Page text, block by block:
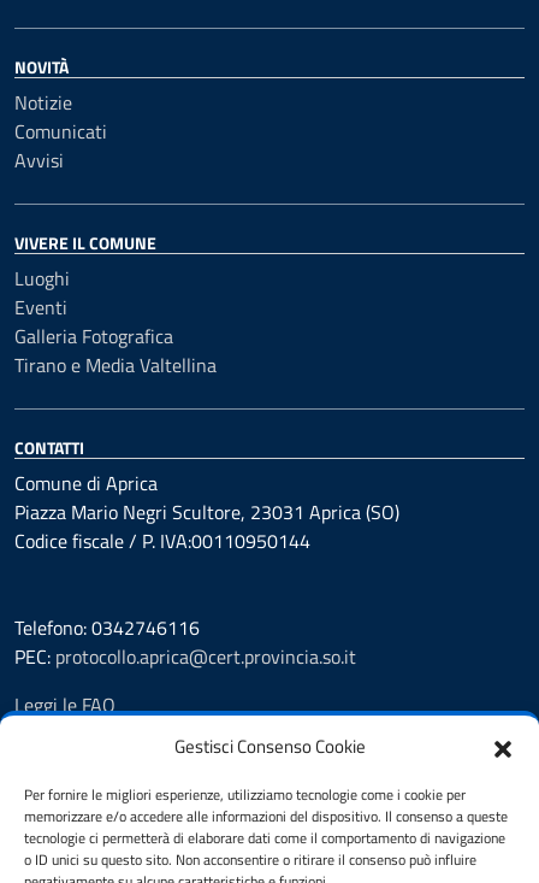
Gestisci Consenso Cookie
Per fornire le migliori esperienze, utilizziamo tecnologie come i cookie per
memorizzare e/o accedere alle informazioni del dispositivo. Il consenso a queste
tecnologie ci permetterà di elaborare dati come il comportamento di navigazione
o ID unici su questo sito. Non acconsentire o ritirare il consenso può influire
NOVITÀ
Notizie
Comunicati
Avvisi
VIVERE IL COMUNE
Luoghi
Eventi
Galleria Fotografica
Tirano e Media Valtellina
CONTATTI
Comune di Aprica
Piazza Mario Negri Scultore, 23031 Aprica (SO)
Codice fiscale / P. IVA:00110950144
Telefono: 0342746116
PEC: protocollo.aprica@cert.provincia.so.it
Leggi le FAQ
Prenotazione appuntamento
Segnalazione disservizio
Whistleblowing
Amministrazione trasparente
Pubblicità legale